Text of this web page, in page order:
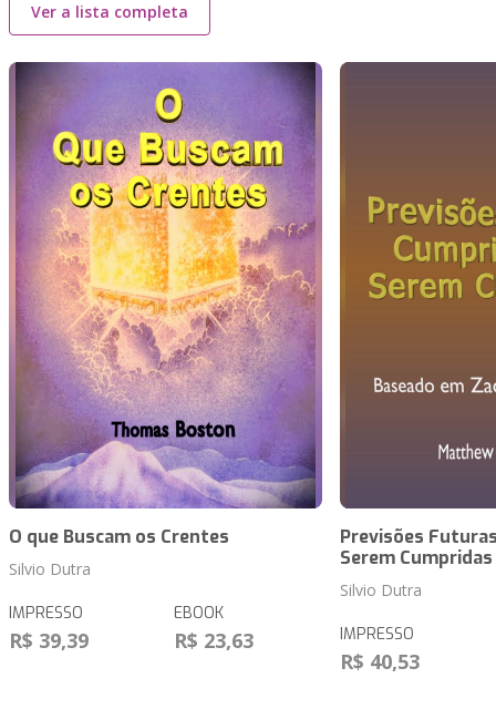
Ver a lista completa
O que Buscam os Crentes
Silvio Dutra
IMPRESSO
R$ 39,39
EBOOK
R$ 23,63
Previsões
Serem Cumpridas
Silvio Dutra
IMPRESSO
R$ 40,53